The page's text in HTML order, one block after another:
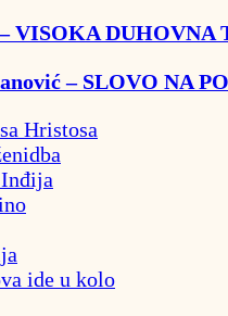
VISOKA DUHOVNA
– SLOVO NA
Hristosa
ide u kolo